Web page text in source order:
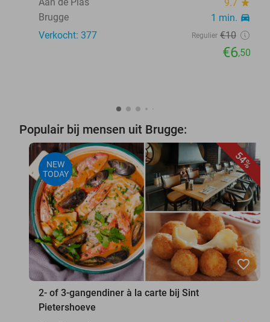
9.7 star
Brugge 1 min. directions_car
Verkocht: 377 Regulier €10
€6,50
Populair bij mensen uit Brugge:
54%
NEW
TODAY
favorite_border
2- of 3-gangendiner à la carte bij Sint
Pietershoeve